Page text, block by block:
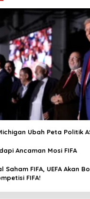
Ubah Peta Politik
Ancaman Mosi FIFA
FIFA, UEFA Akan
FIFA!